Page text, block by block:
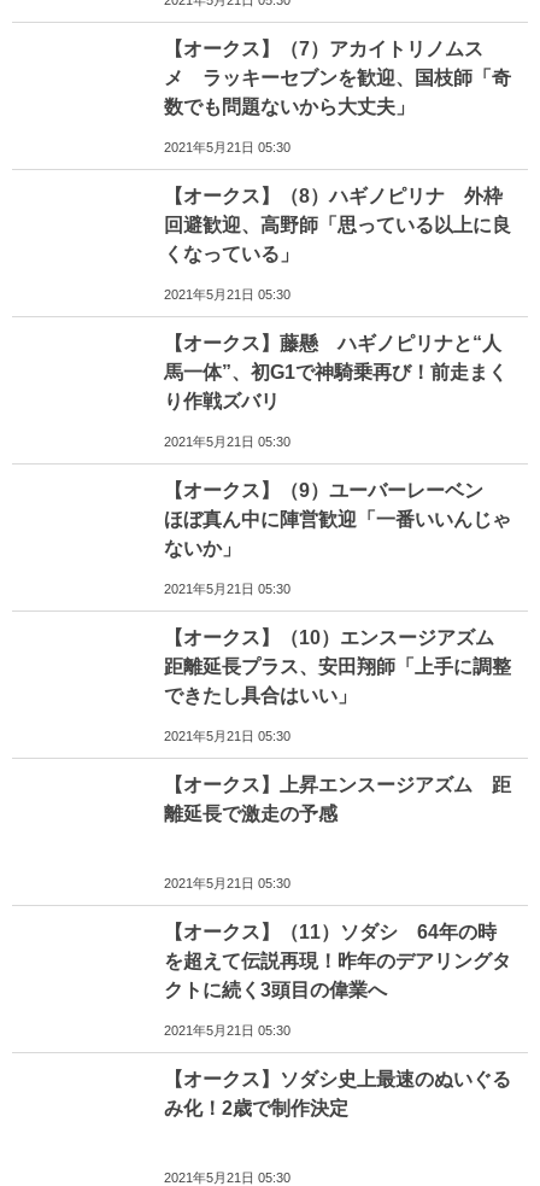
【オークス】（7）アカイトリノムス
メ ラッキーセブンを歓迎、国枝師「奇
数でも問題ないから大丈夫」
2021年5月21日 05:30
【オークス】（8）ハギノピリナ 外枠
回避歓迎、高野師「思っている以上に良
くなっている」
2021年5月21日 05:30
【オークス】藤懸 ハギノピリナと“人
馬一体”、初G1で神騎乗再び！前走まく
り作戦ズバリ
2021年5月21日 05:30
【オークス】（9）ユーバーレーベン
ほぼ真ん中に陣営歓迎「一番いいんじゃ
ないか」
2021年5月21日 05:30
【オークス】（10）エンスージアズム
距離延長プラス、安田翔師「上手に調整
できたし具合はいい」
2021年5月21日 05:30
【オークス】上昇エンスージアズム 距
離延長で激走の予感
2021年5月21日 05:30
【オークス】（11）ソダシ 64年の時
を超えて伝説再現！昨年のデアリングタ
クトに続く3頭目の偉業へ
2021年5月21日 05:30
【オークス】ソダシ史上最速のぬいぐる
み化！2歳で制作決定
2021年5月21日 05:30